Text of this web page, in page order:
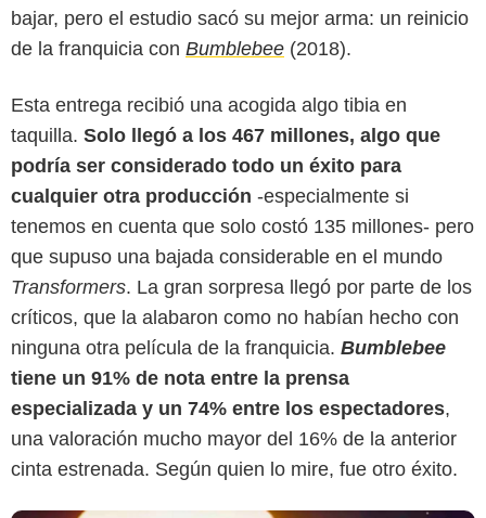
bajar, pero el estudio sacó su mejor arma: un reinicio
de la franquicia con Bumblebee (2018).
Esta entrega recibió una acogida algo tibia en
taquilla. Solo llegó a los 467 millones, algo que
podría ser considerado todo un éxito para
cualquier otra producción -especialmente si
tenemos en cuenta que solo costó 135 millones- pero
que supuso una bajada considerable en el mundo
Transformers. La gran sorpresa llegó por parte de los
críticos, que la alabaron como no habían hecho con
ninguna otra película de la franquicia. Bumblebee
tiene un 91% de nota entre la prensa
especializada y un 74% entre los espectadores,
una valoración mucho mayor del 16% de la anterior
cinta estrenada. Según quien lo mire, fue otro éxito.
Paramount Pictures